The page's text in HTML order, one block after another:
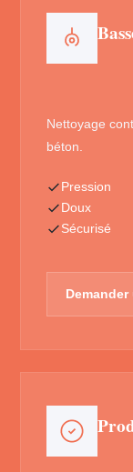
Nettoyage
béton.
Pression
Doux
Sécurisé